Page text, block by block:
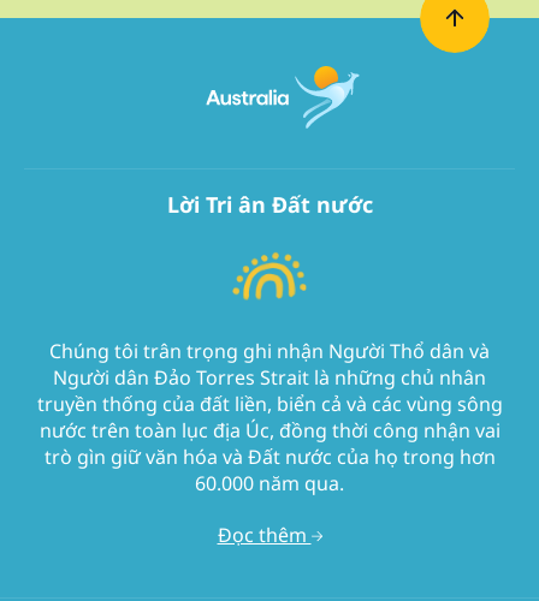
Lời Tri ân Đất nước
Chúng tôi trân trọng ghi nhận Người Thổ dân và
Người dân Đảo Torres Strait là những chủ nhân
truyền thống của đất liền, biển cả và các vùng sông
nước trên toàn lục địa Úc, đồng thời công nhận vai
trò gìn giữ văn hóa và Đất nước của họ trong hơn
60.000 năm qua.
Đọc thêm